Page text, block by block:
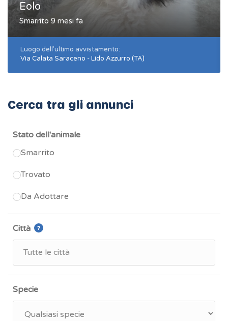
Eolo
Smarrito 9 mesi fa
Luogo dell'ultimo avvistamento:
Via Calata Saraceno - Lido Azzurro (TA)
Cerca tra gli annunci
Stato dell'animale
Smarrito
Trovato
Da Adottare
Città
Specie